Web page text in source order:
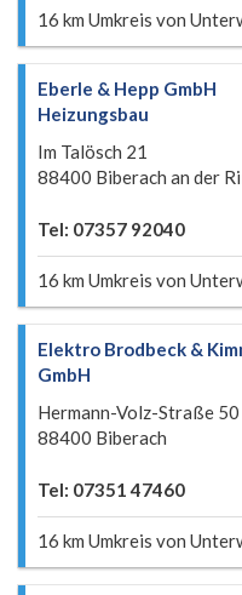
16 km Umkreis von
Eberle & Hepp GmbH
Heizungsbau
Im Talösch 21
88400 Biberach an der
Tel: 07357 92040
16 km Umkreis von
Elektro Brodbeck &
GmbH
Hermann-Volz-Straße 50
88400 Biberach
Tel: 07351 47460
16 km Umkreis von